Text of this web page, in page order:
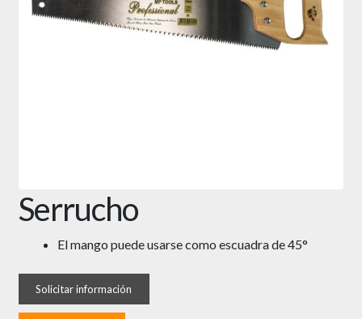
Serrucho
El mango puede usarse como escuadra de 45°